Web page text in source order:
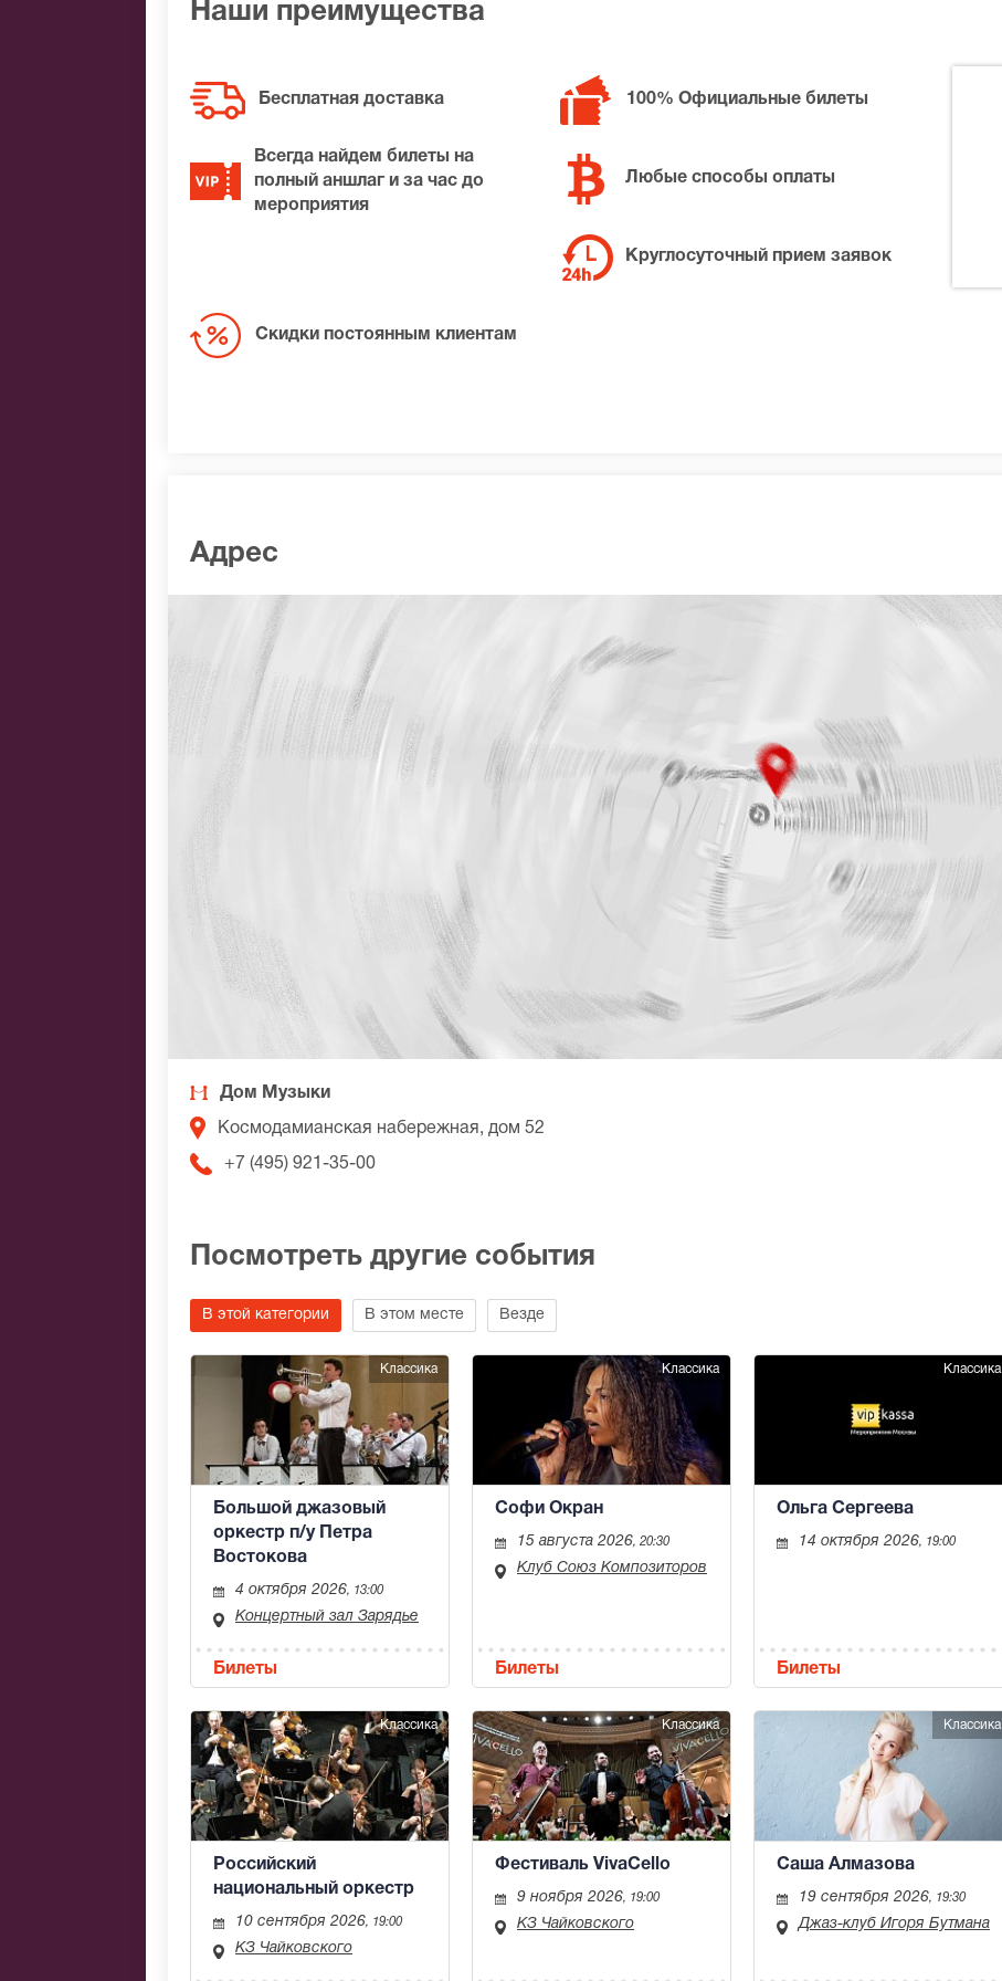
Наши преимущества
Бесплатная доставка 100% Официальные билеты
Всегда найдем билеты на
полный аншлаг и за час до
мероприятия
Любые способы оплаты
Круглосуточный прием заявок
Скидки постоянным клиентам
Адрес
Дом Музыки
Космодамианская набережная, дом 52
+7 (495) 921-35-00
Посмотреть другие события
В этой категории В этом месте Везде
Классика
Большой джазовый
оркестр п/у Петра
Востокова
4 октября 2026, 13:00
Концертный зал Зарядье
Билеты
Классика
Софи Окран
15 августа 2026, 20:30
Клуб Союз Композиторов
Билеты
Классика
Ольга Сергеева
14 октября 2026, 19:00
Билеты
Классика
Российский
национальный оркестр
10 сентября 2026, 19:00
КЗ Чайковского
Классика
Фестиваль VivaCello
9 ноября 2026, 19:00
КЗ Чайковского
Классика
Саша Алмазова
19 сентября 2026, 19:30
Джаз-клуб Игоря Бутмана